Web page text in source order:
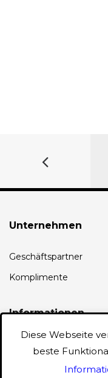
Unternehmen
Geschäftspartner
Komplimente
Informationen
Diese Webseite
beste